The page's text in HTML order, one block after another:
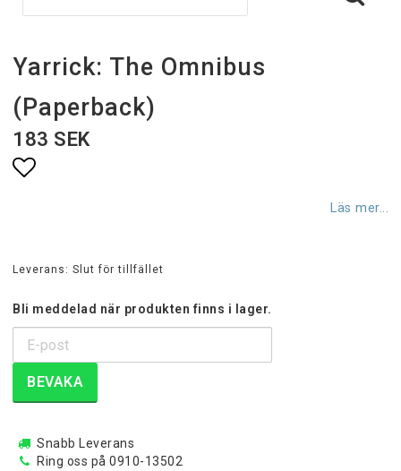
Yarrick: The Omnibus
(Paperback)
183 SEK
Läs mer...
Leverans: Slut för tillfället
Bli meddelad när produkten finns i lager.
BEVAKA
Snabb Leverans
Ring oss på 0910-13502